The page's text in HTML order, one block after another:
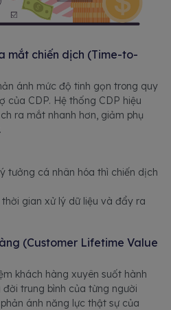
mắt chiến dịch (Time-to-
ánh mức độ tinh gọn trong quy
của CDP. Hệ thống CDP hiệu
ra mắt nhanh hơn, giảm phụ
tưởng cá nhân hóa thì chiến dịch
gian xử lý dữ liệu và đẩy ra
(Customer Lifetime Value
khách hàng xuyên suốt hành
trung bình của từng người
ánh năng lực thật sự của